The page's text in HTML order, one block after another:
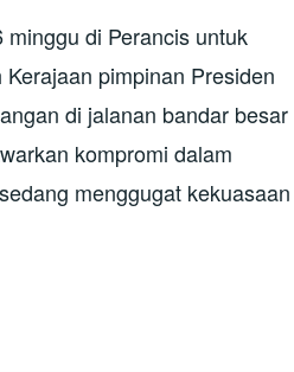
di Perancis untuk
pimpinan Presiden
di jalanan bandar besar
kompromi dalam
menggugat kekuasaan